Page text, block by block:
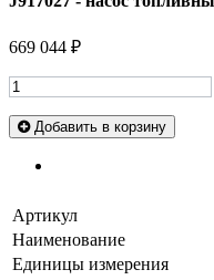
669 044 ₽
Добавить в корзину
Артикул
Наименование
Единицы измерения